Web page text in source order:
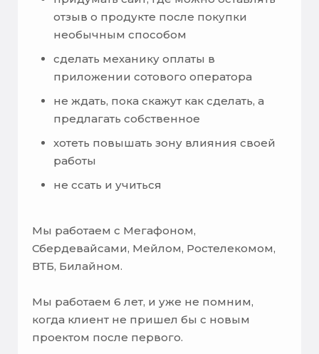
отзыв о продукте после покупки
необычным способом
сделать механику оплаты в
приложении сотового оператора
не ждать, пока скажут как сделать, а
предлагать собственное
хотеть повышать зону влияния своей
работы
не ссать и учиться
Мы работаем с Мегафоном,
Сбердевайсами, Мейлом, Ростелекомом,
ВТБ, Билайном.
Мы работаем 6 лет, и уже не помним,
когда клиент не пришел бы с новым
проектом после первого.